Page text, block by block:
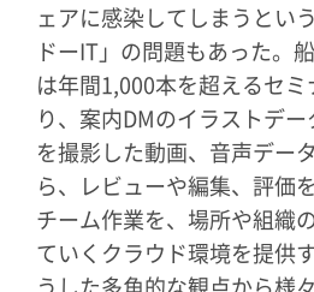
ェアに感染してしまうとい
ドーIT」の問題もあった。
は年間1,000本を超えるセ
り、案内DMのイラストデ
を撮影した動画、音声デー
ら、レビューや編集、評価
チーム作業を、場所や組織
ていくクラウド環境を提供